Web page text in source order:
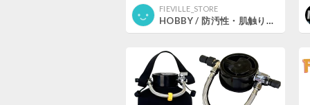
FIEVILLE_STORE
HOBBY / 防汚性・肌触り特化コーティング